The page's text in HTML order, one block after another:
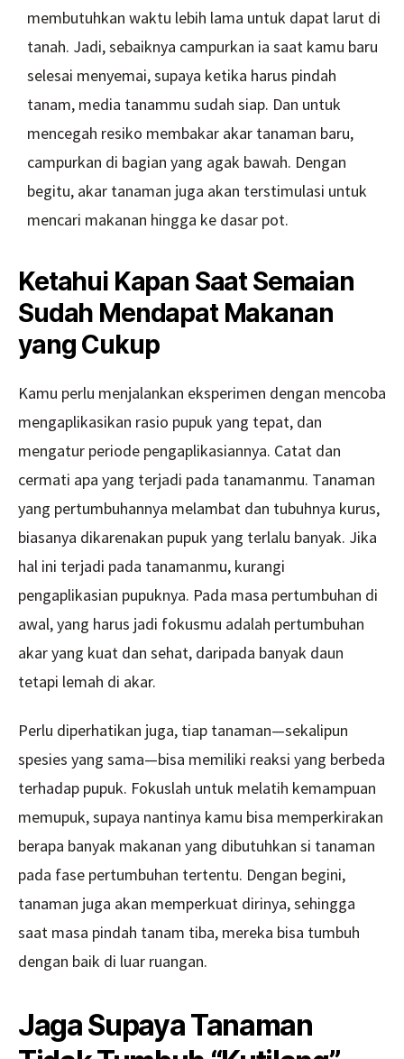
membutuhkan waktu lebih lama untuk dapat larut di
tanah. Jadi, sebaiknya campurkan ia saat kamu baru
selesai menyemai, supaya ketika harus pindah
tanam, media tanammu sudah siap. Dan untuk
mencegah resiko membakar akar tanaman baru,
campurkan di bagian yang agak bawah. Dengan
begitu, akar tanaman juga akan terstimulasi untuk
mencari makanan hingga ke dasar pot.
Ketahui Kapan Saat Semaian
Sudah Mendapat Makanan
yang Cukup
Kamu perlu menjalankan eksperimen dengan mencoba
mengaplikasikan rasio pupuk yang tepat, dan
mengatur periode pengaplikasiannya. Catat dan
cermati apa yang terjadi pada tanamanmu. Tanaman
yang pertumbuhannya melambat dan tubuhnya kurus,
biasanya dikarenakan pupuk yang terlalu banyak. Jika
hal ini terjadi pada tanamanmu, kurangi
pengaplikasian pupuknya. Pada masa pertumbuhan di
awal, yang harus jadi fokusmu adalah pertumbuhan
akar yang kuat dan sehat, daripada banyak daun
tetapi lemah di akar.
Perlu diperhatikan juga, tiap tanaman—sekalipun
spesies yang sama—bisa memiliki reaksi yang berbeda
terhadap pupuk. Fokuslah untuk melatih kemampuan
memupuk, supaya nantinya kamu bisa memperkirakan
berapa banyak makanan yang dibutuhkan si tanaman
pada fase pertumbuhan tertentu. Dengan begini,
tanaman juga akan memperkuat dirinya, sehingga
saat masa pindah tanam tiba, mereka bisa tumbuh
dengan baik di luar ruangan.
Jaga Supaya Tanaman